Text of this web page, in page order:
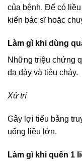
của bệnh. Để có
kiến bác sĩ hoặc
Làm gì khi dùng
Những triệu chứng
dạ dày và tiêu chảy.
Xử trí
Gây lợi tiểu bằng
uống liều lớn.
Làm gì khi quên 1